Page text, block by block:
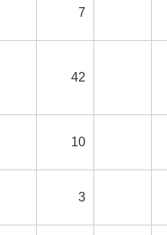
7
42
10
3